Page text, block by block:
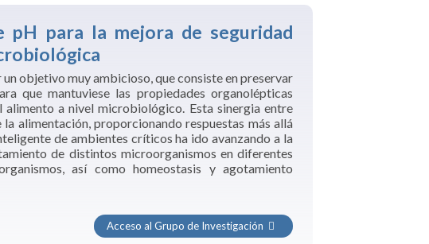
pH para la mejora de seguridad
objetivo muy ambicioso, que consiste en preservar
que mantuviese las propiedades organolépticas
a nivel microbiológico. Esta sinergia entre
alimentación, proporcionando respuestas más all
de ambientes críticos ha ido avanzando a la
de distintos microorganismos en diferentes
así como homeostasis y agotamiento
Acceso al Grupo de Investigación